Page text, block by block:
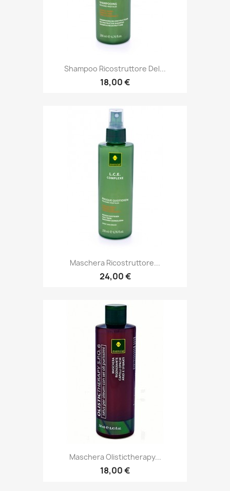
Shampoo Ricostruttore Del...
18,00 €
Maschera Ricostruttore...
24,00 €
Maschera Olistictherapy...
18,00 €